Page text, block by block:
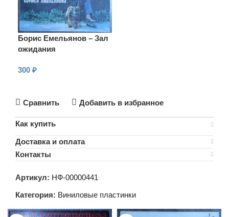
Борис Емельянов – Зал
ожидания
300 ₽
Сравнить Добавить в избранное
Как купить
Доставка и оплата
Контакты
Артикул: НФ-00000441
Категория: Виниловые пластинки